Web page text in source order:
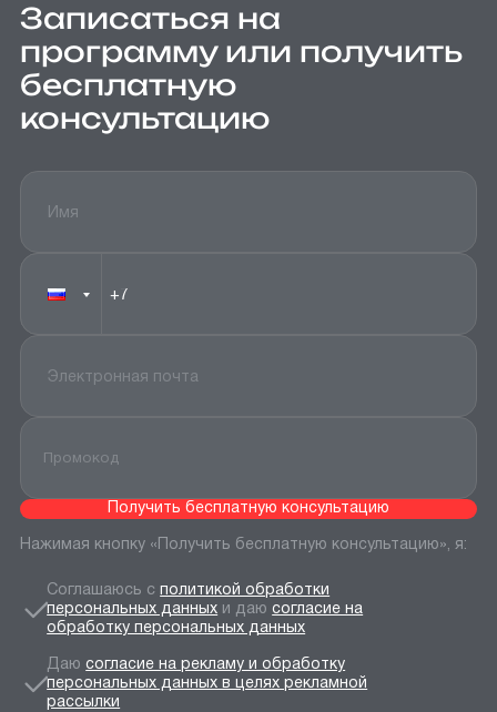
Записаться на
программу или получить
бесплатную
консультацию
Получить бесплатную консультацию
Нажимая кнопку «Получить бесплатную консультацию», я:
Соглашаюсь с политикой обработки
персональных данных и даю согласие на
обработку персональных данных
Даю согласие на рекламу и обработку
персональных данных в целях рекламной
рассылки